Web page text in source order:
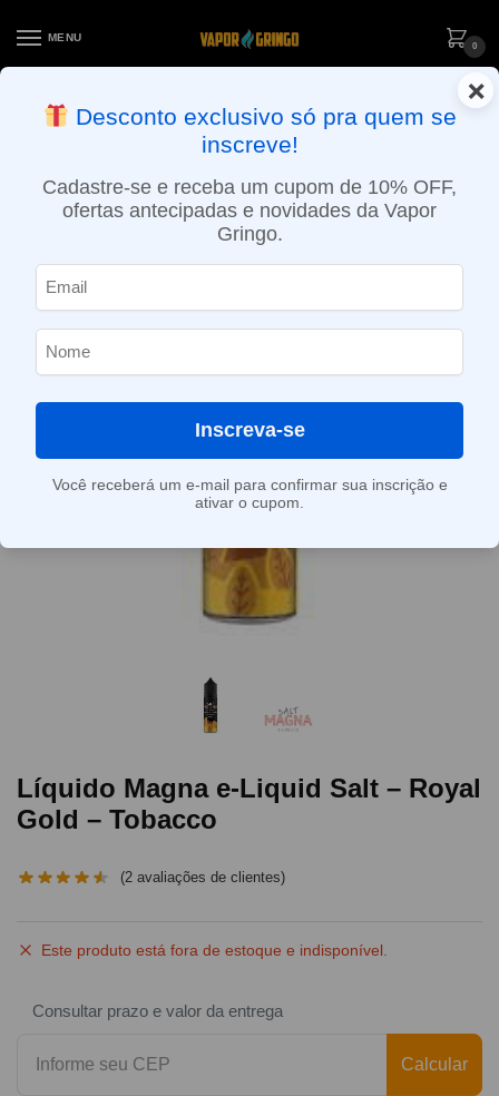
MENU
0
ENTREGA NO MESMO DIA EM SÃO PAULO (SEG A SEX): PEDIDOS
APROVADOS ATÉ 15:30 VIA MOTOBOY
Líquido Magna e-Liquid Salt – Royal
Gold – Tobacco
(2 avaliações de clientes)
Este produto está fora de estoque e indisponível.
Consultar prazo e valor da entrega
Calcular
×
Desconto exclusivo só pra quem se
inscreve!
Cadastre-se e receba um cupom de 10% OFF,
ofertas antecipadas e novidades da Vapor
Gringo.
Inscreva-se
Você receberá um e-mail para confirmar sua inscrição e
ativar o cupom.